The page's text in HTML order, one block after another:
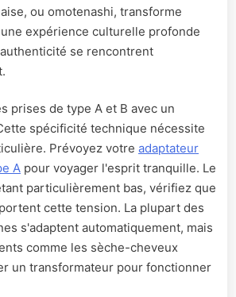
ou omotenashi, transforme
expérience culturelle profonde
se rencontrent
prises de type A et B avec un
spécificité technique nécessite
Prévoyez votre adaptateur
A pour voyager l'esprit tranquille. Le
particulièrement bas, vérifiez que
cette tension. La plupart des
s'adaptent automatiquement, mais
comme les sèche-cheveux
un transformateur pour fonctionner